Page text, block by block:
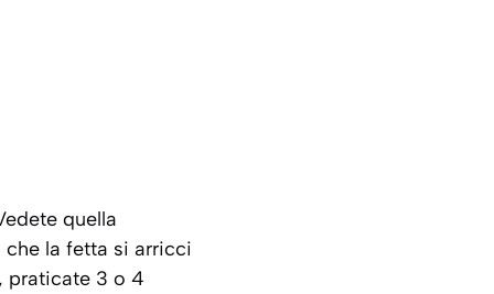
quella
che la fetta si arricci
praticate 3 o 4